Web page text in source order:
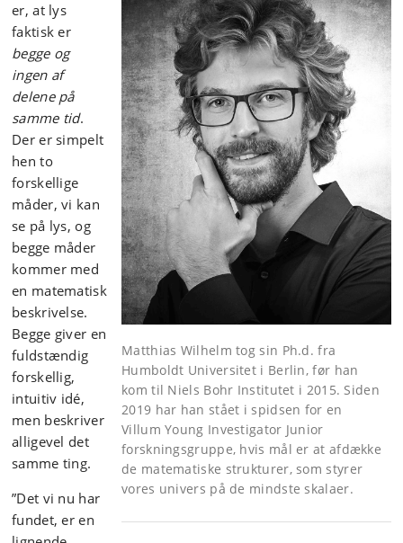
Matthias Wilhelm tog sin Ph.d. fra
Humboldt Universitet i Berlin, før han
kom til Niels Bohr Institutet i 2015. Siden
2019 har han stået i spidsen for en
Villum Young Investigator Junior
forskningsgruppe, hvis mål er at afdække
de matematiske strukturer, som styrer
vores univers på de mindste skalaer.
er, at lys
faktisk er
begge og
ingen af
delene på
samme tid.
Der er simpelt
hen to
forskellige
måder, vi kan
se på lys, og
begge måder
kommer med
en matematisk
beskrivelse.
Begge giver en
fuldstændig
forskellig,
intuitiv idé,
men beskriver
alligevel det
samme ting.
”Det vi nu har
fundet, er en